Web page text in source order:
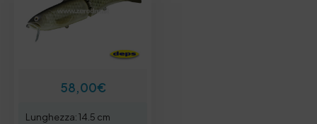
58,00€
Lunghezza: 14.5 cm